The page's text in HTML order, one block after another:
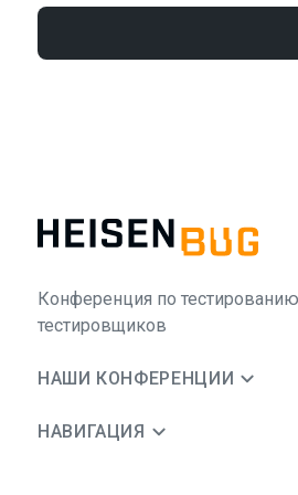
Конференция по
тестировщиков
НАШИ КОНФЕРЕНЦИИ
НАВИГАЦИЯ